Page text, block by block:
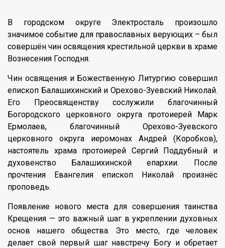
В городском округе Электросталь произошло
значимое событие для православных верующих – был
совершён чин освящения крестильной церкви в храме
Вознесения Господня.
Чин освящения и Божественную Литургию совершил
епископ Балашихинский и Орехово-Зуевский Николай.
Его Преосвященству сослужили благочинный
Богородского церковного округа протоиерей Марк
Ермолаев, благочинный Орехово-Зуевского
церковного округа иеромонах Андрей (Коробков),
настоятель храма протоиерей Сергий Поддубный и
духовенство Балашихинской епархии. После
прочтения Евангелия епископ Николай произнёс
проповедь.
Появление нового места для совершения таинства
Крещения — это важный шаг в укреплении духовных
основ нашего общества. Это место, где человек
делает свой первый шаг навстречу Богу и обретает